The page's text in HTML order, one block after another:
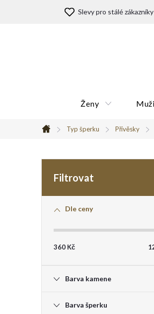
Slevy pro stálé zákazníky
Ženy
Muži
Domů
Typ šperku Přívěsky
o
Dle ceny
360 Kč
Barva kamene
Barva šperku